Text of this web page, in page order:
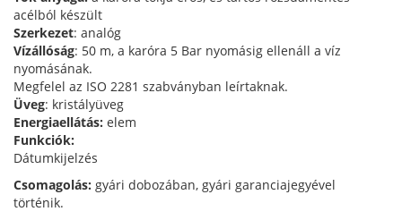
acélból készült
Szerkezet: analóg
Vízállóság: 50 m, a karóra 5 Bar nyomásig ellenáll a víz
nyomásának.
Megfelel az ISO 2281 szabványban leírtaknak.
Üveg: kristályüveg
Energiaellátás: elem
Funkciók:
Dátumkijelzés
Csomagolás: gyári dobozában, gyári garanciajegyével
történik.